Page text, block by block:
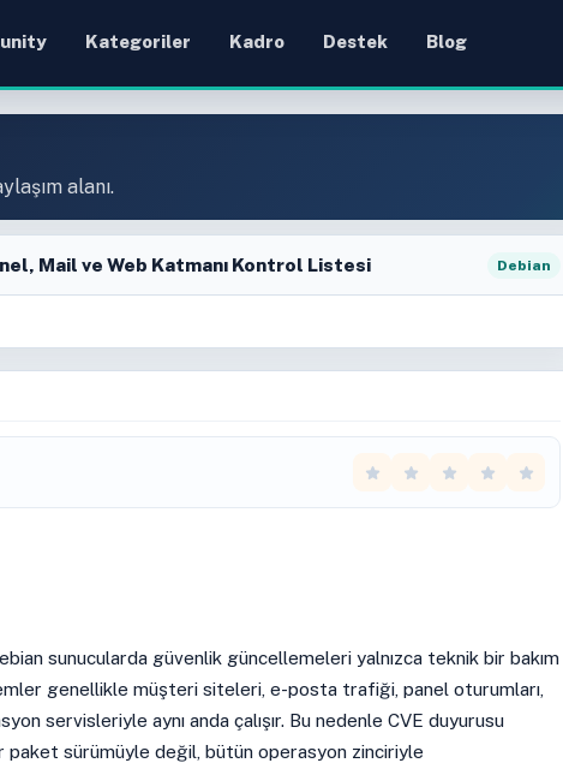
Kategoriler Kadro Destek Blog
alanı.
Mail ve Web Katmanı Kontrol Listesi Debian
sunucularda güvenlik güncellemeleri yalnızca teknik bir bakım
genellikle müşteri siteleri, e-posta trafiği, panel oturumları,
servisleriyle aynı anda çalışır. Bu nedenle CVE duyurusu
sürümüyle değil, bütün operasyon zinciriyle